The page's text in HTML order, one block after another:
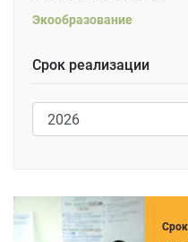
Экообразование
Срок реализации